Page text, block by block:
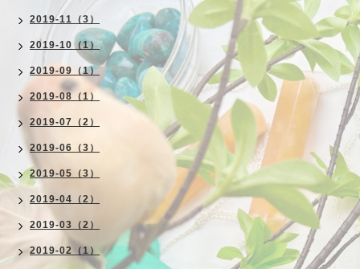
2019-11（3）
2019-10（1）
2019-09（1）
2019-08（1）
2019-07（2）
2019-06（3）
2019-05（3）
2019-04（2）
2019-03（2）
2019-02（1）